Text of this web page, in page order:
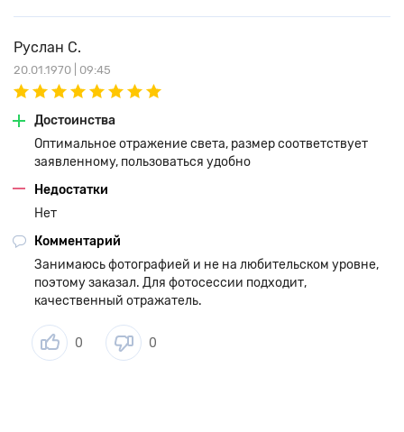
Руслан С.
20.01.1970 | 09:45
Достоинства
Оптимальное отражение света, размер соответствует
заявленному, пользоваться удобно
Недостатки
Нет
Комментарий
Занимаюсь фотографией и не на любительском уровне,
поэтому заказал. Для фотосессии подходит,
качественный отражатель.
0 0